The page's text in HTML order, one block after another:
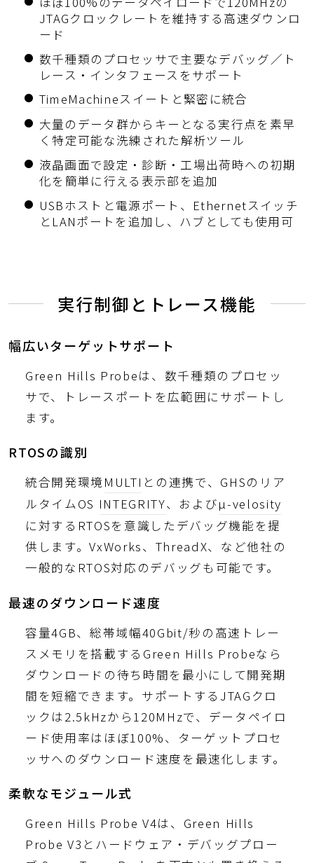
JTAGクロックレートを維持する高速ダウンロ
ード
数千種類のプロセッサで主要なデバッグ／ト
レース・インタフェースをサポート
TimeMachineスイートと緊密に統合
大量のデータ群からキーとなる実行点を素早
く特定可能な洗練された解析ツール
液晶画面で設定・診断・工場出荷時への初期
化を簡単に行える表示部を追加
USBホストと電源ポート、Ethernetスイッチ
とLANポートを追加し、ハブとしても使用可
実行制御とトレース機能
幅広いターゲットサポート
Green Hills Probeは、数千種類のプロセッ
サで、トレースポートを広範囲にサポートし
ます。
RTOSの識別
統合開発環境MULTI との連携で、GHSのリア
ルタイムOS INTEGRITY、およびµ-velosity
に対するRTOSを意識したデバッグ機能を提
供します。VxWorks、ThreadX、など他社の
一般的なRTOS対応のデバッグも可能です。
最速のダウンロード速度
容量4GB、総帯域幅40Gbit/秒の高速トレー
スメモリを搭載するGreen Hills Probeなら
ダウンロードの待ち時間を最小にして開発期
間を短縮できます。サポートするJTAGクロ
ックは2.5kHzから120MHzで、データペイロ
ード使用率はほぼ100%、ターゲットプロセ
ッサへのダウンロード速度を最速化します。
柔軟なモジュール式
Green Hills Probe V4は、Green Hills
Probe V3とハードウェア・デバッグプロー